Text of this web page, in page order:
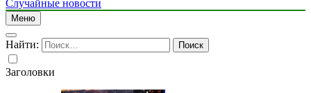
Случайные новости
Меню
Найти:
Заголовки